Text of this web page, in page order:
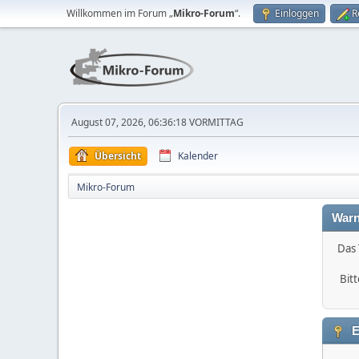
Willkommen im Forum „Mikro-Forum“. Einloggen
August 07, 2026, 06:36:18 VORMITTAG
Übersicht Kalender
Mikro-Forum